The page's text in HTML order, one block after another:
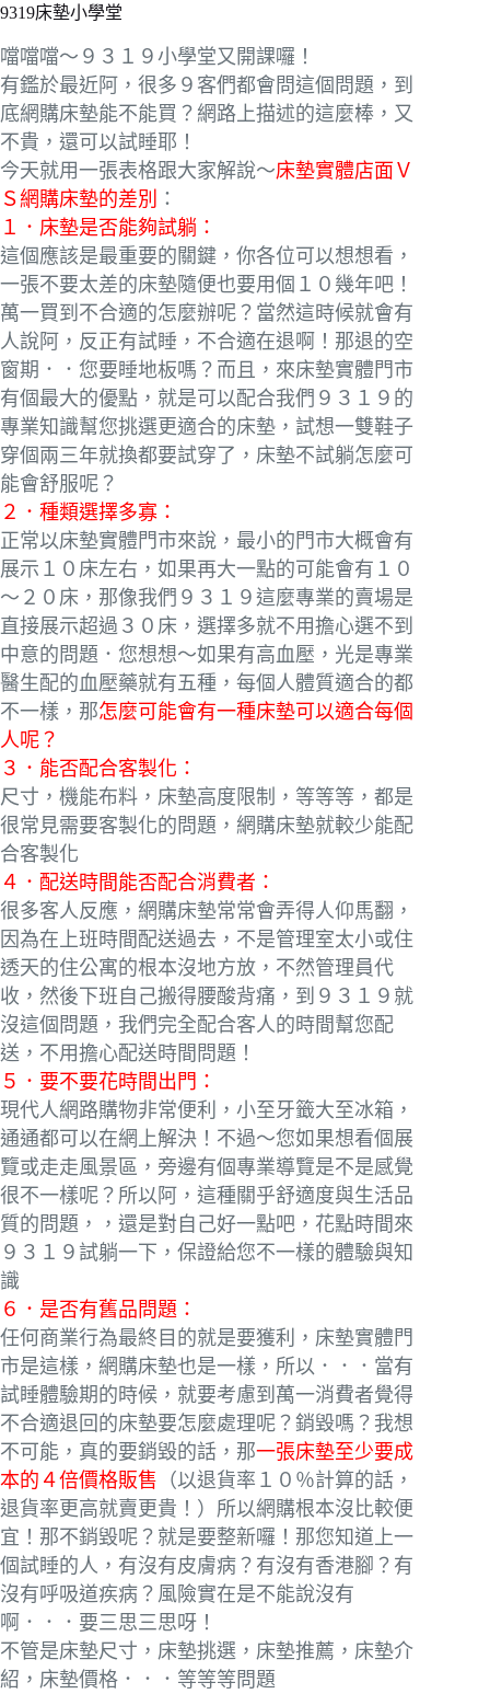
9319床墊小學堂
噹噹噹～９３１９小學堂又開課囉！
有鑑於最近阿，很多９客們都會問這個問題，到
底網購床墊能不能買？網路上描述的這麼棒，又
不貴，還可以試睡耶！
今天就用一張表格跟大家解說～床墊實體店面Ｖ
Ｓ網購床墊的差別
：
１．床墊是否能夠試躺：
這個應該是最重要的關鍵，你各位可以想想看，
一張不要太差的床墊隨便也要用個１０幾年吧！
萬一買到不合適的怎麼辦呢？當然這時候就會有
人說阿，反正有試睡，不合適在退啊！那退的空
窗期．．您要睡地板嗎？而且，來床墊實體門市
有個最大的優點，就是可以配合我們９３１９的
專業知識幫您挑選更適合的床墊，試想一雙鞋子
穿個兩三年就換都要試穿了，床墊不試躺怎麼可
能會舒服呢？
２．種類選擇多寡：
正常以床墊實體門市來說，最小的門市大概會有
展示１０床左右，如果再大一點的可能會有１０
～２０床，那像我們９３１９這麼專業的賣場是
直接展示超過３０床，選擇多就不用擔心選不到
中意的問題．您想想～如果有高血壓，光是專業
醫生配的血壓藥就有五種，每個人體質適合的都
不一樣，那怎麼可能會有一種床墊可以適合每個
人呢？
３．能否配合客製化：
尺寸，機能布料，床墊高度限制，等等等，都是
很常見需要客製化的問題，網購床墊就較少能配
合客製化
４．配送時間能否配合消費者：
很多客人反應，網購床墊常常會弄得人仰馬翻，
因為在上班時間配送過去，不是管理室太小或住
透天的住公寓的根本沒地方放，不然管理員代
收，然後下班自己搬得腰酸背痛，到９３１９就
沒這個問題，我們完全配合客人的時間幫您配
送，不用擔心配送時間問題！
５．要不要花時間出門：
現代人網路購物非常便利，小至牙籤大至冰箱，
通通都可以在網上解決！不過～您如果想看個展
覽或走走風景區，旁邊有個專業導覽是不是感覺
很不一樣呢？所以阿，這種關乎舒適度與生活品
質的問題，，還是對自己好一點吧，花點時間來
９３１９試躺一下，保證給您不一樣的體驗與知
識
６．是否有舊品問題：
任何商業行為最終目的就是要獲利，床墊實體門
市是這樣，網購床墊也是一樣，所以．．．當有
試睡體驗期的時候，就要考慮到萬一消費者覺得
不合適退回的床墊要怎麼處理呢？銷毀嗎？我想
不可能，真的要銷毀的話，那一張床墊至少要成
本的４倍價格販售 （以退貨率１０％計算的話，
退貨率更高就賣更貴！）所以網購根本沒比較便
宜！那不銷毀呢？就是要整新囉！那您知道上一
個試睡的人，有沒有皮膚病？有沒有香港腳？有
沒有呼吸道疾病？風險實在是不能說沒有
啊．．．要三思三思呀！
不管是床墊尺寸，床墊挑選，床墊推薦，床墊介
紹，床墊價格．．．等等等問題